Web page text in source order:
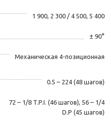
1 900, 2 300 / 4 500, 5 400
± 90°
Механическая 4-позиционная
0.5 – 224 (48 шагов)
72 – 1/8 T.P.I. (46 шагов), 56 – 1/4
D.P (45 шагов)